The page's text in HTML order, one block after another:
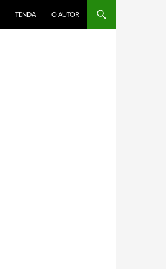
TENDA O AUTOR